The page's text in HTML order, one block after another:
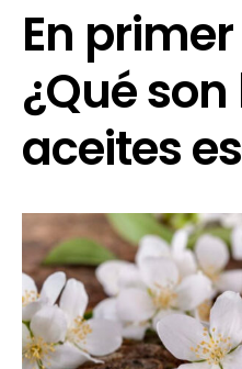
En
¿Qué son
aceites